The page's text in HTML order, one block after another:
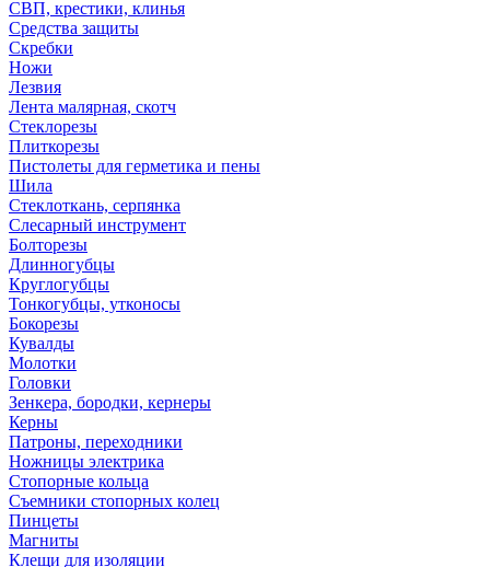
СВП, крестики, клинья
Средства защиты
Скребки
Ножи
Лезвия
Лента малярная, скотч
Стеклорезы
Плиткорезы
Пистолеты для герметика и пены
Шила
Стеклоткань, серпянка
Слесарный инструмент
Болторезы
Длинногубцы
Круглогубцы
Тонкогубцы, утконосы
Бокорезы
Кувалды
Молотки
Головки
Зенкера, бородки, кернеры
Керны
Патроны, переходники
Ножницы электрика
Стопорные кольца
Съемники стопорных колец
Пинцеты
Магниты
Клещи для изоляции